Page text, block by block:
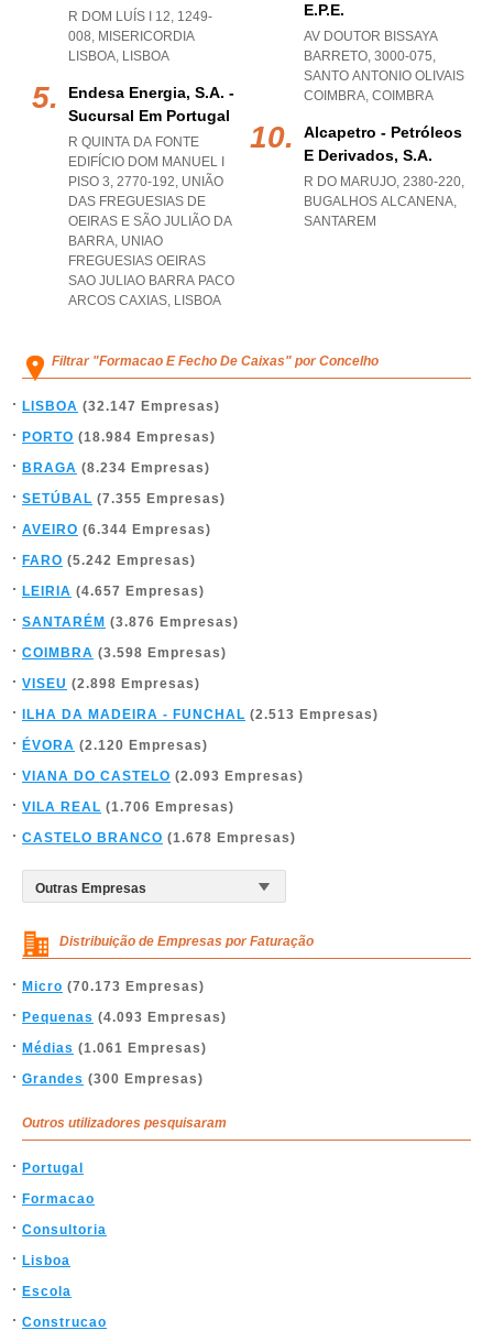
R DOM LUÍS I 12, 1249-
008, MISERICORDIA
LISBOA, LISBOA
Endesa Energia, S.a. -
Sucursal Em Portugal
R QUINTA DA FONTE
EDIFÍCIO DOM MANUEL I
PISO 3, 2770-192, UNIÃO
DAS FREGUESIAS DE
OEIRAS E SÃO JULIÃO DA
BARRA, UNIAO
FREGUESIAS OEIRAS
SAO JULIAO BARRA PACO
ARCOS CAXIAS, LISBOA
E.p.e.
AV DOUTOR BISSAYA
BARRETO, 3000-075,
SANTO ANTONIO OLIVAIS
COIMBRA, COIMBRA
Alcapetro - Petróleos
E Derivados, S.a.
R DO MARUJO, 2380-220,
BUGALHOS ALCANENA,
SANTAREM
Filtrar "Formacao E Fecho De Caixas" por Concelho
LISBOA (32.147 Empresas)
PORTO (18.984 Empresas)
BRAGA (8.234 Empresas)
SETÚBAL (7.355 Empresas)
AVEIRO (6.344 Empresas)
FARO (5.242 Empresas)
LEIRIA (4.657 Empresas)
SANTARÉM (3.876 Empresas)
COIMBRA (3.598 Empresas)
VISEU (2.898 Empresas)
ILHA DA MADEIRA - FUNCHAL (2.513 Empresas)
ÉVORA (2.120 Empresas)
VIANA DO CASTELO (2.093 Empresas)
VILA REAL (1.706 Empresas)
CASTELO BRANCO (1.678 Empresas)
Distribuição de Empresas por Faturação
Micro (70.173 Empresas)
Pequenas (4.093 Empresas)
Médias (1.061 Empresas)
Grandes (300 Empresas)
Outros utilizadores pesquisaram
Portugal
Formacao
Consultoria
Lisboa
Escola
Construcao